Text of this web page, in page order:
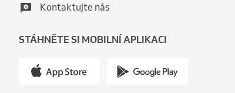
Kontaktujte nás
STÁHNĚTE SI MOBILNÍ APLIKACI